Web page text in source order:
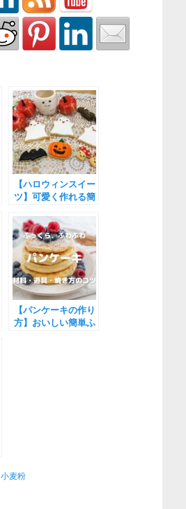
【ハロウィンスイー
ツ】可愛く作れる簡
【パンケーキの作り
方】おいしい簡単ふ
小麦粉